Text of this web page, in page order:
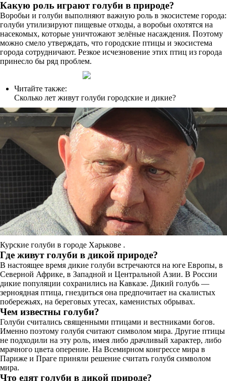
Какую роль играют голуби в природе?
Воробьи и голуби выполняют важную роль в экосистеме города:
голуби утилизируют пищевые отходы, а воробьи охотятся на
насекомых, которые уничтожают зелёные насаждения. Поэтому
можно смело утверждать, что городские птицы и экосистема
города сотрудничают. Резкое исчезновение этих птиц из города
принесло бы ряд проблем.
Читайте также:
Сколько лет живут голуби городские и дикие?
Курские голуби в городе Харькове .
Где живут голуби в дикой природе?
В настоящее время дикие голуби встречаются на юге Европы, в
Северной Африке, в Западной и Центральной Азии. В России
дикие популяции сохранились на Кавказе. Дикий голубь —
зерноядная птица, гнездиться она предпочитает на скалистых
побережьях, на береговых утесах, каменистых обрывах.
Чем известны голуби?
Голуби считались священными птицами и вестниками богов.
Именно поэтому голубя считают символом мира. Другие птицы
не подходили на эту роль, имея либо драчливый характер, либо
мрачного цвета оперение. На Всемирном конгрессе мира в
Париже и Праге приняли решение считать голубя символом
мира.
Что едят голуби в дикой природе?